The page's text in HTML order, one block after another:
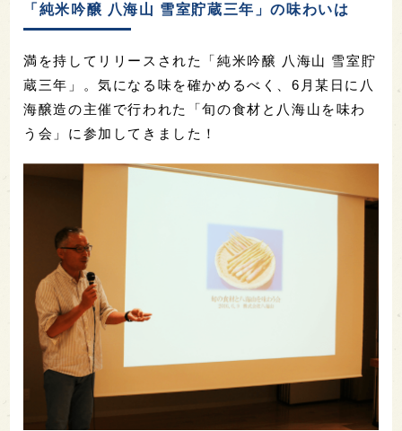
「純米吟醸 八海山 雪室貯蔵三年」の味わいは
満を持してリリースされた「純米吟醸 八海山 雪室貯
蔵三年」。気になる味を確かめるべく、6月某日に八
海醸造の主催で行われた「旬の食材と八海山を味わ
う会」に参加してきました！